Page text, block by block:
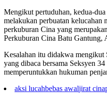
Mengikut pertuduhan, kedua-dua
melakukan perbuatan kelucahan
perkuburan Cina yang
Perkuburan Cina Batu Gantung,
Kesalahan itu didakwa mengikut
yang dibaca bersama Seksyen
memperuntukkan hukuman
aksi lucahbebas awaljirat cina